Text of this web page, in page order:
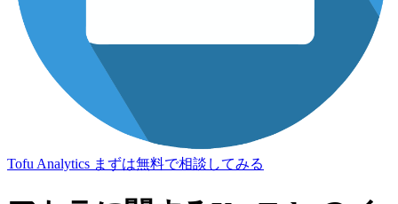
Tofu Analytics まずは無料で相談してみる